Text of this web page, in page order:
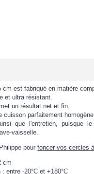
est fabriqué en matière
et ultra résistant.
un résultat net et fin.
cuisson parfaitement
que l'entretien, puisque
vaisselle.
pourfoncer vos cercles
cm
entre -20°C et +180°C